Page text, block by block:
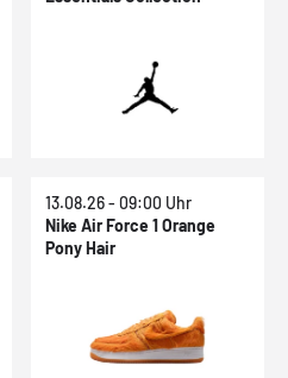
13.08.26 - 09:00 Uhr
Nike Air Force 1 Orange
Pony Hair